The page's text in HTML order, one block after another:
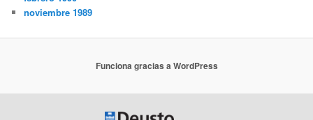
noviembre 1989
Funciona gracias a WordPress